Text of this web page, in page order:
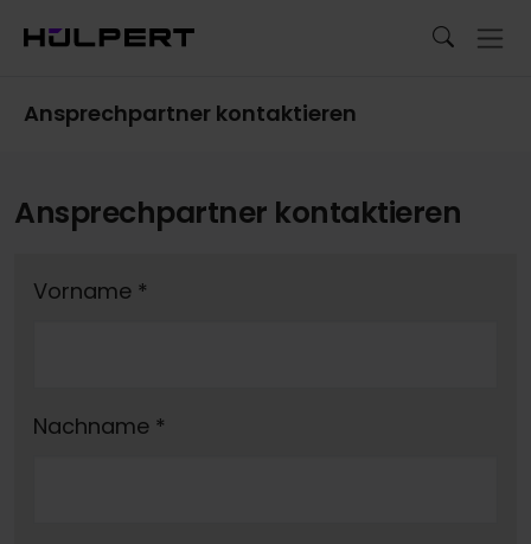
Ansprechpartner kontaktieren
Ansprechpartner kontaktieren
Vorname *
Nachname *